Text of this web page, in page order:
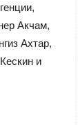
Акчам,
Ахтар,
и